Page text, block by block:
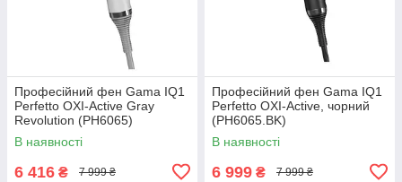
Професійний фен Gama IQ1
Perfetto OXI-Active Gray
Revolution (PH6065)
В наявності
6 416 ₴ 7 999 ₴
Професійний фен Gama IQ1
Perfetto OXI-Active, чорний
(PH6065.BK)
В наявності
6 999 ₴ 7 999 ₴